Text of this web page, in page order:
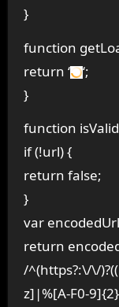
}
function
return ‘
‘;
}
function
if (!url) {
return false;
}
var
return
/^(https?:\/\/
z]|%[A-F0-